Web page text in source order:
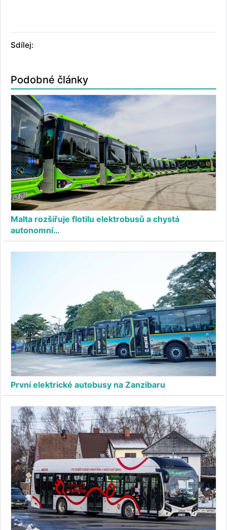
Sdílej:
Podobné články
Malta rozšiřuje flotilu elektrobusů a chystá
autonomní…
První elektrické autobusy na Zanzibaru